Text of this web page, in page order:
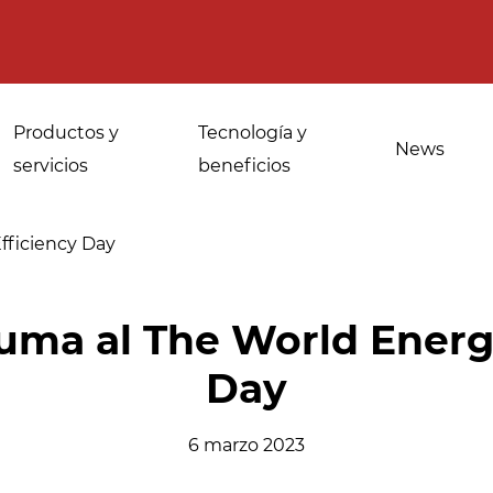
Productos y
servicios
Usos para
panaderías
Atemperado y
Desinfección de
especias, hierbas
Tecnología y
beneficios
News
Day
al The World
Day
6 marzo 2023